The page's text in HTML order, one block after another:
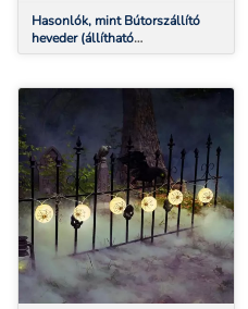
Hasonlók, mint Bútorszállító
heveder (állítható
hosszúsággal)